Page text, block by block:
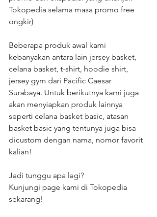
Tokopedia selama masa promo free
ongkir)
Beberapa produk awal kami
kebanyakan antara lain jersey basket,
celana basket, t-shirt, hoodie shirt,
jersey gym dari Pacific Caesar
Surabaya. Untuk berikutnya kami juga
akan menyiapkan produk lainnya
seperti celana basket basic, atasan
basket basic yang tentunya juga bisa
dicustom dengan nama, nomor favorit
kalian!
Jadi tunggu apa lagi?
Kunjungi page kami di Tokopedia
sekarang!